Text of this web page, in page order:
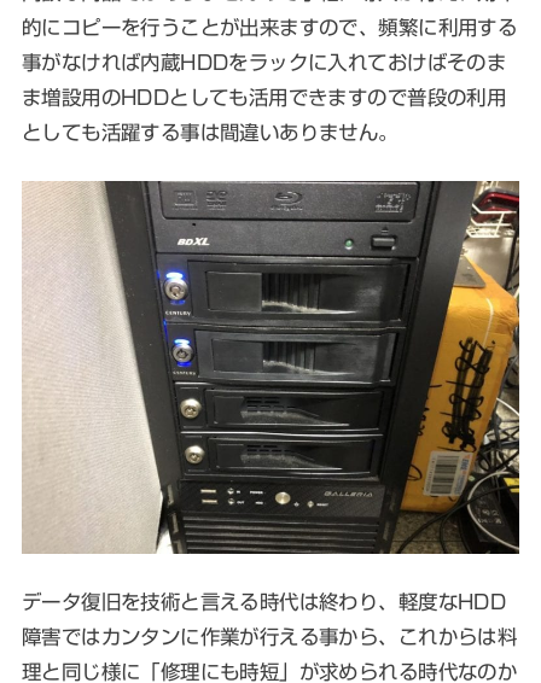
的にコピーを行うことが出来ますので、頻繁に利用する
事がなければ内蔵HDDをラックに入れておけばそのま
ま増設用のHDDとしても活用できますので普段の利用
としても活躍する事は間違いありません。
データ復旧を技術と言える時代は終わり、軽度なHDD
障害ではカンタンに作業が行える事から、これからは料
理と同じ様に「修理にも時短」が求められる時代なのか